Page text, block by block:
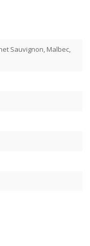
Sauvignon, Malbec,